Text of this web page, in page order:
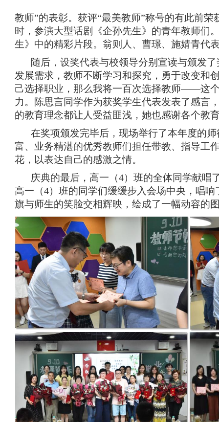
教师”的表彰。获评“最美教师”称号的有此前
时，参演大型话剧《企孙先生》的青年教师们
生》中的精彩片段。翁则人、曹璟、施婧青代
随后，设奖代表与校领导分别宣读与颁发
发展需求，教师不断学习和探究，勇于改变和
己选择职业，那么我将一百次选择教师——这
力。陈思言同学作为获奖学生代表发表了感言
的教育理念都让人受益匪浅，她也感谢各个教
在奖项颁发完毕后，现场举行了本年度的
富、业务精湛的优秀教师们担任带教、指导工
花，以表达自己的感激之情。
庆典的最后，高一（4）班的全体同学献唱
高一（4）班的同学们缓缓步入会场中央，唱
旗与师生的笑脸交相辉映，绘成了一幅动容的